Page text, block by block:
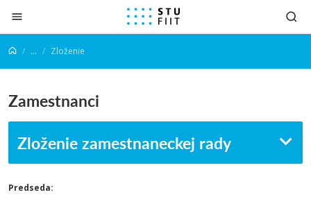
Prejsť na obsah
... Zloženie
Zamestnanci
Zloženie zamestnaneckej rady
Predseda: